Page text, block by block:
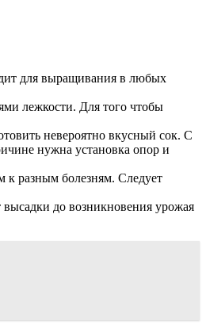
для выращивания в любых
лежкости. Для того чтобы
невероятно вкусный сок. С
нужна установка опор и
к разным болезням. Следует
до возникновения урожая